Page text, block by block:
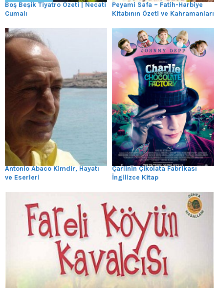
Boş Beşik Tiyatro Özeti | Necati
Cumalı
Peyami Safa – Fatih-Harbiye
Kitabının Özeti ve Kahramanları
Antonio Abaco Kimdir, Hayatı
ve Eserleri
Çarlinin Çikolata Fabrikası
İngilizce Kitap